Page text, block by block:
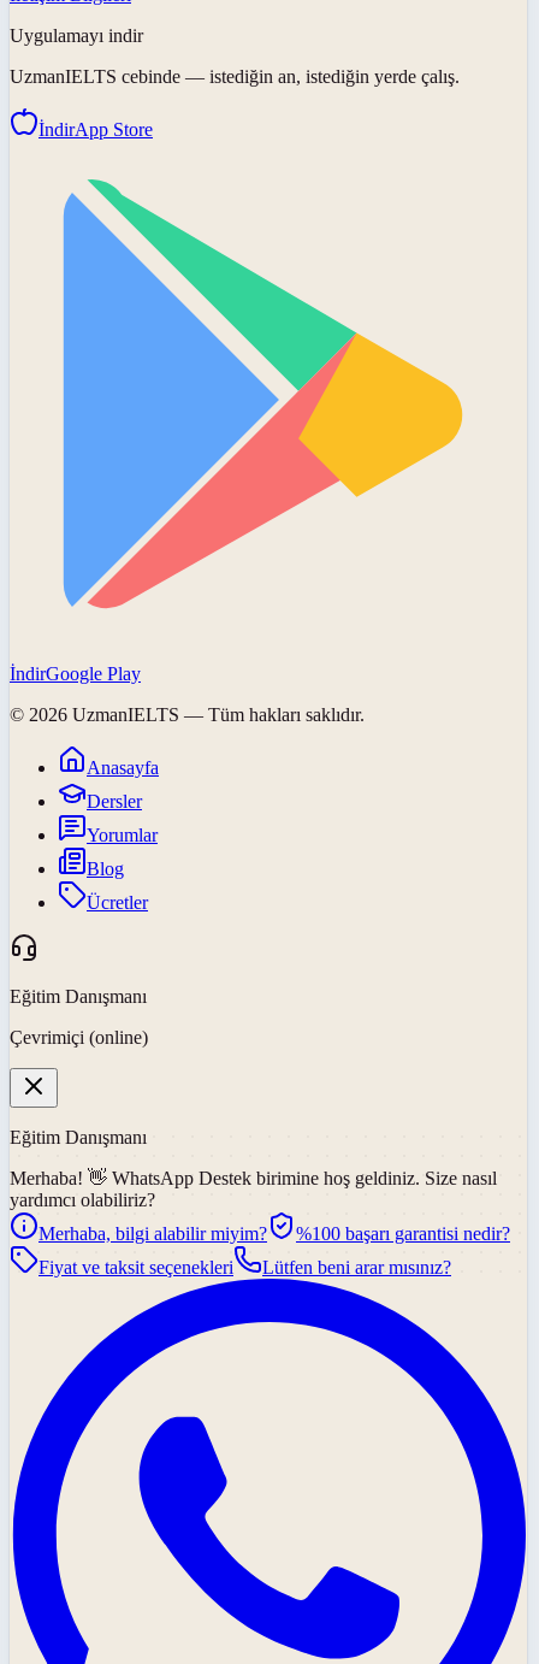
Uygulamayı indir
UzmanIELTS cebinde — istediğin an, istediğin yerde çalış.
İndirApp Store
İndirGoogle Play
© 2026 UzmanIELTS — Tüm hakları saklıdır.
Anasayfa
Dersler
Yorumlar
Blog
Ücretler
Eğitim Danışmanı
Çevrimiçi (online)
Eğitim Danışmanı
Merhaba! 👋 WhatsApp Destek birimine hoş geldiniz. Size nasıl
yardımcı olabiliriz?
Merhaba, bilgi alabilir miyim?
%100 başarı garantisi nedir?
Fiyat ve taksit seçenekleri
Lütfen beni arar mısınız?